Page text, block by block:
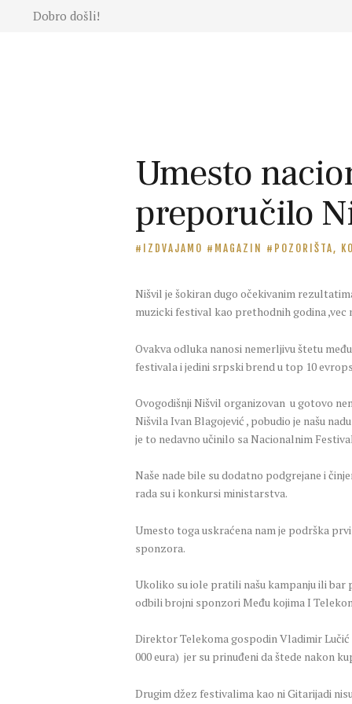
Dobro došli!
Moda
Umesto
preporučilo
IZDVAJAMO MAGAZIN POZORIŠTA,
Nišvil je šokiran dugo očekivanim
muzicki festival kao prethodnih godina ,vec
Ovakva odluka nanosi nemerljivu štetu
festivala i jedini srpski brend u top 10
Ovogodišnji Nišvil organizovan u gotovo
Nišvila Ivan Blagojević , pobudio je našu
je to nedavno učinilo sa Nacionalnim
Naše nade bile su dodatno podgrejane i
rada su i konkursi ministarstva.
Umesto toga uskraćena nam je podrška
sponzora.
Ukoliko su iole pratili našu kampanju ili bar
odbili brojni sponzori Među kojima I
Direktor Telekoma gospodin Vladimir Lučić
000 eura) jer su prinuđeni da štede nakon
Drugim džez festivalima kao ni Gitarijadi